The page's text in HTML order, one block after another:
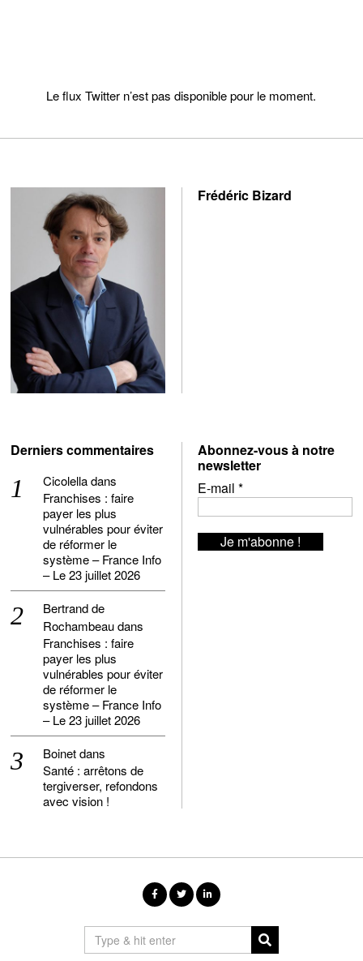
Le flux Twitter n’est pas disponible pour le moment.
Frédéric Bizard
Derniers commentaires
Cicolelladans
Franchises : faire
payer les plus
vulnérables pour éviter
de réformer le
système – France Info
– Le 23 juillet 2026
Bertrand de
Rochambeaudans
Franchises : faire
payer les plus
vulnérables pour éviter
de réformer le
système – France Info
– Le 23 juillet 2026
Boinetdans
Santé : arrêtons de
tergiverser, refondons
avec vision !
Abonnez-vous à notre
newsletter
E-mail *